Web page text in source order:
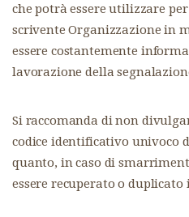
che potrà essere utilizzare
scrivente Organizzazione in
essere costantemente
lavorazione della
Si raccomanda di non
codice identificativo univoco
quanto, in caso di
essere recuperato o duplicato